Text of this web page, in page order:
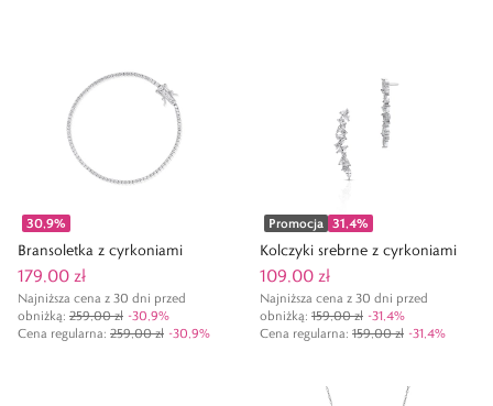
30,9%
Bransoletka z cyrkoniami
179,00 zł
Najniższa cena z 30 dni przed
obniżką: 259,00 zł -30,9%
Cena regularna: 259,00 zł -30,9%
Promocja 31,4%
Kolczyki srebrne z cyrkoniami
109,00 zł
Najniższa cena z 30 dni przed
obniżką: 159,00 zł -31,4%
Cena regularna: 159,00 zł -31,4%